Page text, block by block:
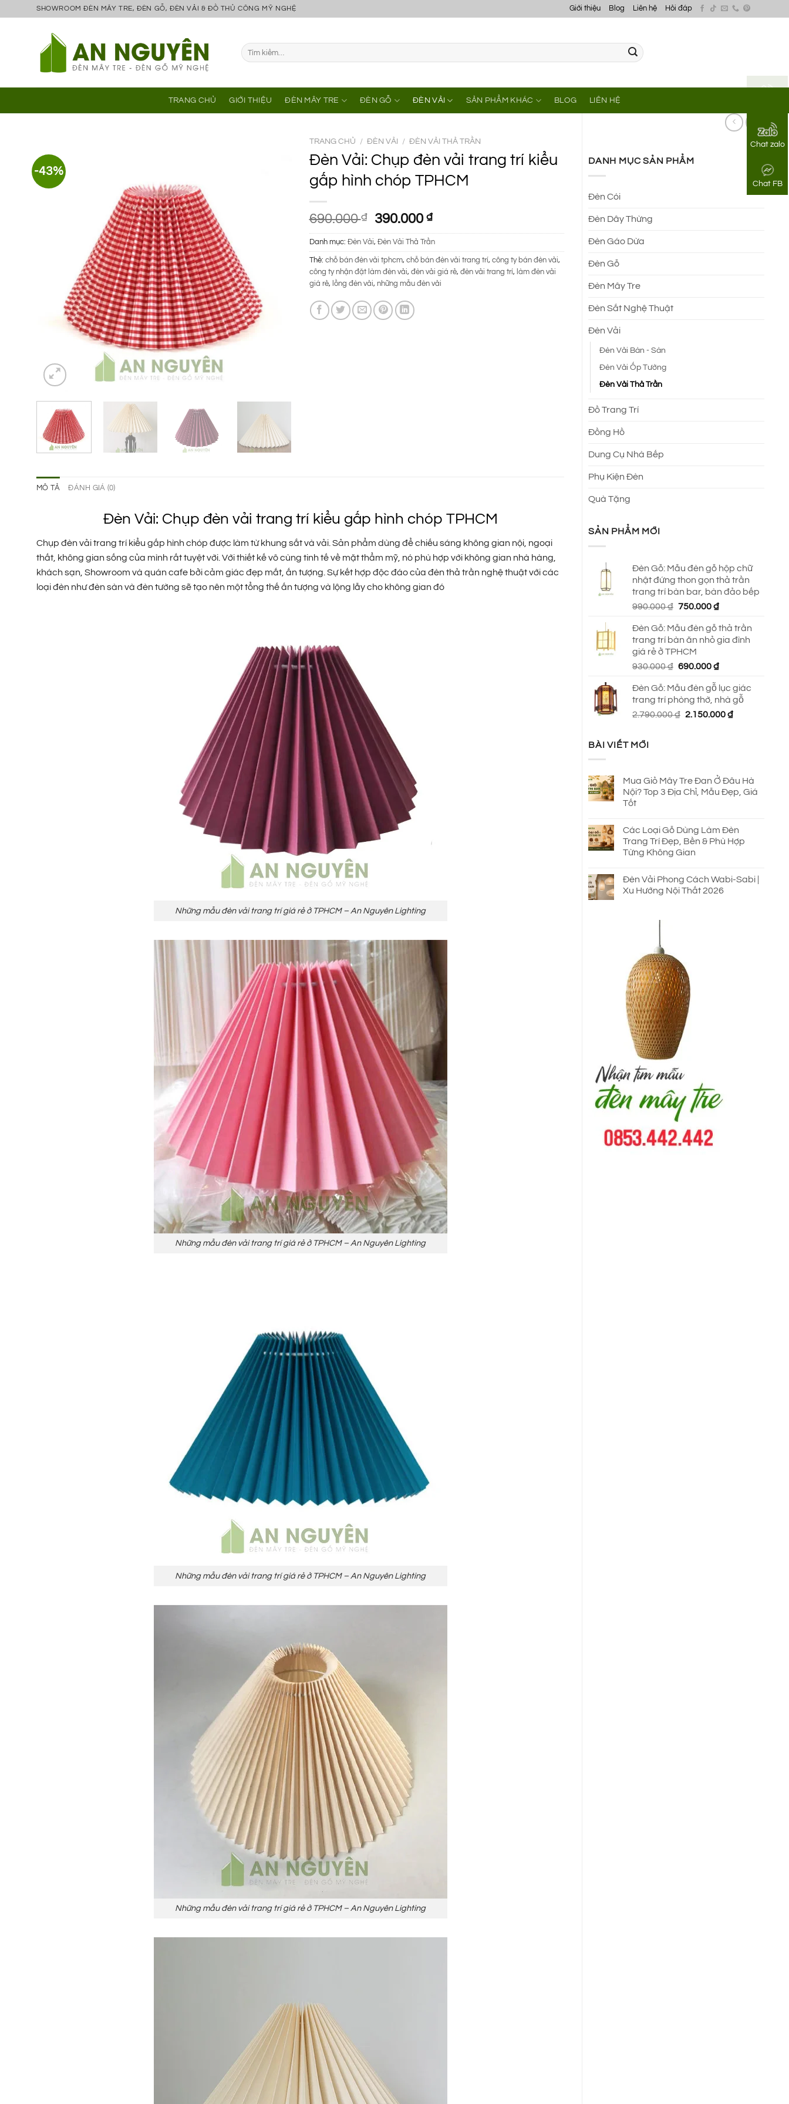
Chat zalo
Chat FB
SHOWROOM ĐÈN MÂY TRE, ĐÈN GỖ, ĐÈN VẢI & ĐỒ THỦ CÔNG MỸ NGHỆ Giới thiệu Blog Liên hệ Hỏi đáp
Tìm
kiếm:
TRANG CHỦ GIỚI THIỆU ĐÈN MÂY TRE ĐÈN GỖ ĐÈN VẢI SẢN PHẨM KHÁC BLOG LIÊN HỆ
DANH MỤC SẢN PHẨM
Đèn Cói
Đèn Dây Thừng
Đèn Gáo Dừa
Đèn Gỗ
Đèn Mây Tre
Đèn Sắt Nghệ Thuật
Đèn Vải
Đèn Vải Bàn - Sàn
Đèn Vải Ốp Tường
Đèn Vải Thả Trần
Đồ Trang Trí
Đồng Hồ
Dung Cụ Nhà Bếp
Phụ Kiện Đèn
Quà Tặng
SẢN PHẨM MỚI
Đèn Gỗ: Mẫu đèn gỗ hộp chữ
nhật đứng thon gọn thả trần
trang trí bàn bar, bàn đảo bếp
990.000₫ Giá
là:
990.000 ₫.
750.000₫Giá
tại
là:
Đèn Gỗ: Mẫu đèn gỗ thả trần
trang trí bàn ăn nhỏ gia đình
giá rẻ ở TPHCM
930.000₫ Giá
là:
930.000 ₫.
690.000₫Giá
tại
là:
690.000 ₫.
Đèn Gỗ: Mẫu đèn gỗ lục giác
trang trí phòng thờ, nhà gỗ
2.790.000₫ Giá
2.150.000₫Giá
BÀI VIẾT MỚI
Mua Giỏ Mây Tre Đan Ở Đâu Hà
Nội? Top 3 Địa Chỉ, Mẫu Đẹp, Giá
Tốt
Các Loại Gỗ Dùng Làm Đèn
Trang Trí Đẹp, Bền & Phù Hợp
Từng Không Gian
Đèn Vải Phong Cách Wabi-Sabi |
Xu Hướng Nội Thất 2026
-43%
TRANG CHỦ / ĐÈN VẢI / ĐÈN VẢI THẢ TRẦN
Đèn Vải: Chụp đèn vải trang trí kiểu
gấp hình chóp TPHCM
690.000₫
Giá
gốc
là:
690.000 ₫.
390.000 ₫Giá
hiện
tại
là:
390.000 ₫.
Danh mục: Đèn Vải, Đèn Vải Thả Trần
Thẻ: chỗ bán đèn vải tphcm, chỗ bán đèn vải trang trí, công ty bán đèn vải,
công ty nhận đặt làm đèn vải, đèn vải giá rẻ, đèn vải trang trí, làm đèn vải
giá rẻ, lồng đèn vải, những mẫu đèn vải
MÔ TẢ ĐÁNH GIÁ (0)
Đèn Vải: Chụp đèn vải trang trí kiểu gấp hình chóp TPHCM
Chụp đèn vải trang trí kiểu gấp hình chóp được làm từ khung sắt và vải. Sản phẩm dùng để chiếu sáng không gian nội, ngoại
thất, không gian sống của mình rất tuyệt vời. Với thiết kế vô cùng tinh tế về mặt thẩm mỹ, nó phù hợp với không gian nhà hàng,
khách sạn, Showroom và quán cafe bởi cảm giác đẹp mắt, ấn tượng. Sự kết hợp độc đáo của đèn thả trần nghệ thuật với các
loại đèn như đèn sàn và đèn tường sẽ tạo nên một tổng thế ấn tượng và lộng lẫy cho không gian đó
Những mẫu đèn vải trang trí giá rẻ ở TPHCM – An Nguyên Lighting
Những mẫu đèn vải trang trí giá rẻ ở TPHCM – An Nguyên Lighting
Những mẫu đèn vải trang trí giá rẻ ở TPHCM – An Nguyên Lighting
Những mẫu đèn vải trang trí giá rẻ ở TPHCM – An Nguyên Lighting